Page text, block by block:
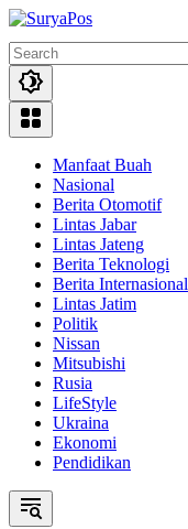
Skip
content
Manfaat Buah
Nasional
Berita Otomotif
Lintas Jabar
Lintas Jateng
Berita Teknologi
Berita Internasional
Lintas Jatim
Politik
Nissan
Mitsubishi
Rusia
LifeStyle
Ukraina
Ekonomi
Pendidikan